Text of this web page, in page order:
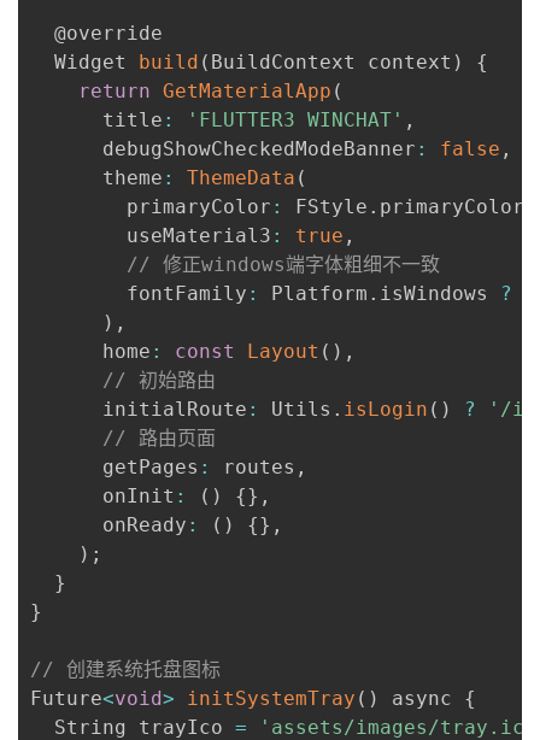
  @override
  Widget
build ( BuildContext context )
{
return GetMaterialApp (
      title
: 'FLUTTER3 WINCHAT' ,
      debugShowCheckedModeBanner
: false ,
      theme
: ThemeData (
        primaryColor
: FStyle . primaryColor
        useMaterial3
: true ,
// 修正windows端字体粗细不一致
        fontFamily
: Platform . isWindows ?
) ,
      home
: const Layout ( ) ,
// 初始路由
      initialRoute
: Utils . isLogin ( ) ?
'/
// 路由页面
      getPages
: routes ,
      onInit
: ( ) {} ,
      onReady
: ( ) {} ,
) ;
}
}
// 创建系统托盘图标
Future<void> initSystemTray ( ) async {
  String trayIco
= 'assets/images/